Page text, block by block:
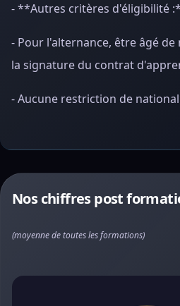
- **Autres critères d'éligibilité
- Pour l'alternance, être âgé de
la signature du contrat
- Aucune restriction de
Nos chiffres post
(moyenne de toutes les formations)